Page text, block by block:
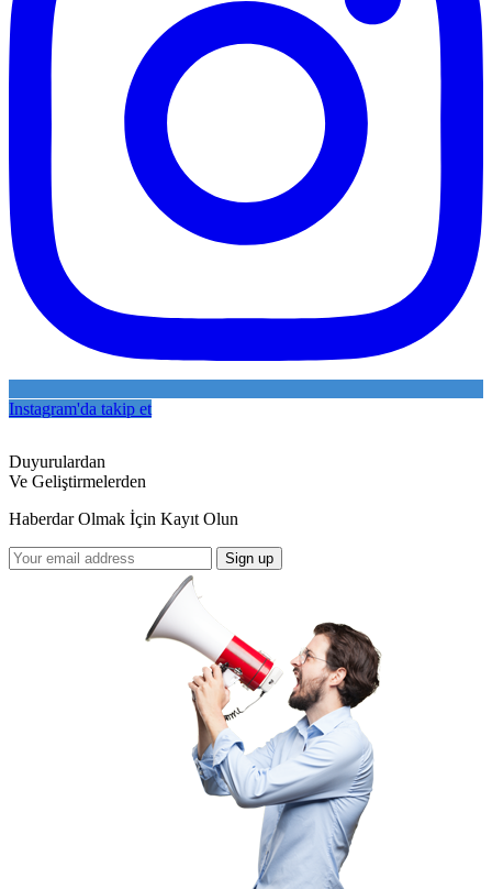
Instagram'da takip et
Duyurulardan
Ve Geliştirmelerden
Haberdar Olmak İçin Kayıt Olun